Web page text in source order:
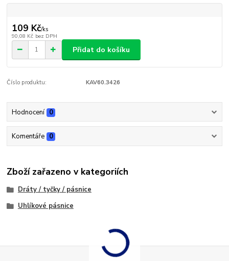
109 Kč/ks
90,08 Kč bez DPH
Přidat do košíku
Číslo produktu: KAV60.3426
Hodnocení 0
Komentáře 0
Zboží zařazeno v kategoriích
Dráty / tyčky / pásnice
Uhlíkové pásnice